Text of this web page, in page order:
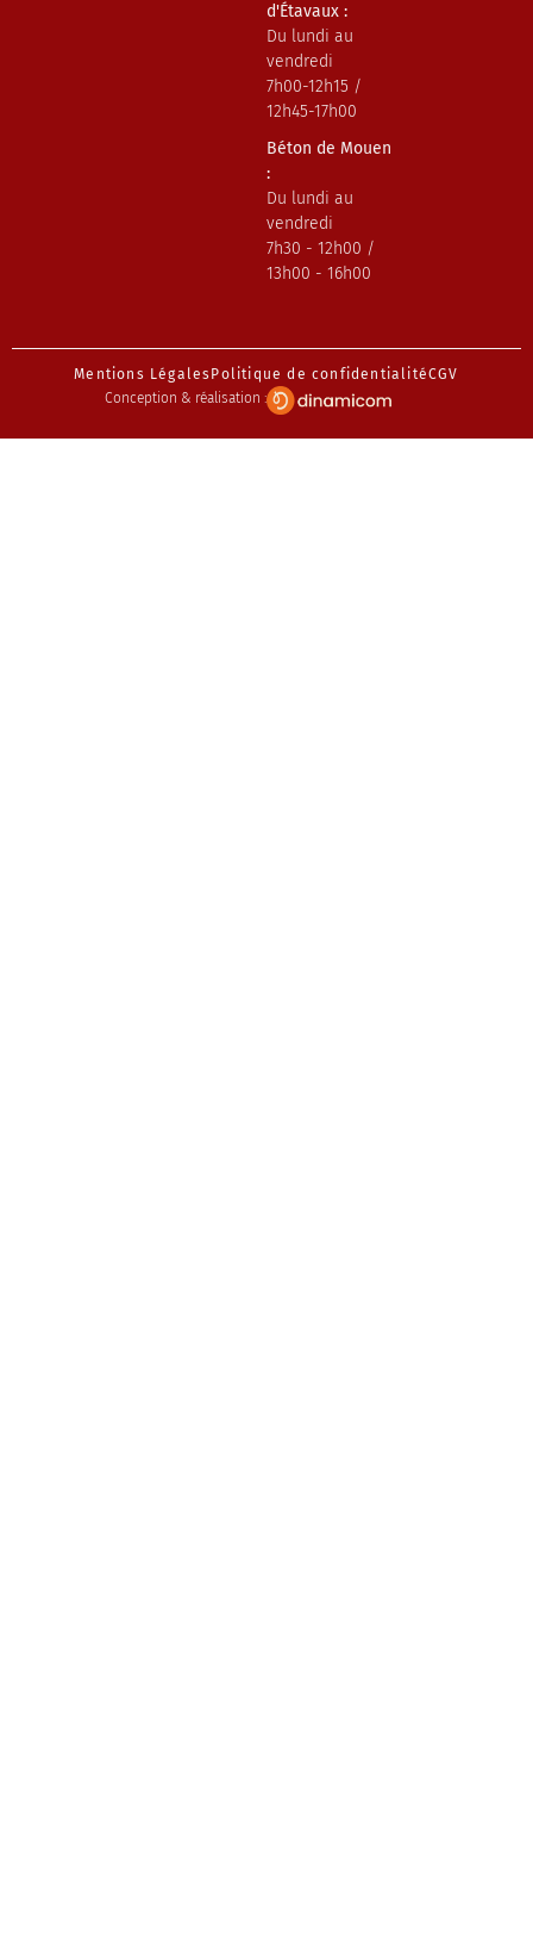
d'Étavaux :
Du lundi au
vendredi
7h00-12h15 /
12h45-17h00
Béton de Mouen
:
Du lundi au
vendredi
7h30 - 12h00 /
13h00 - 16h00
Mentions Légales Politique de confidentialitéCGV
Conception & réalisation :